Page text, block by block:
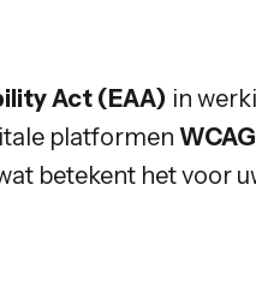
Act (EAA) in
platformen
betekent het voor